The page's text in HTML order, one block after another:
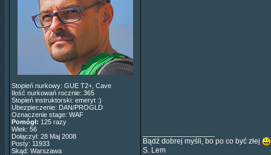
Stopień nurkowy: GUE T2+, Cave
Ilość nurkowań rocznie: 365
Stopień instruktorski: emeryt :)
Ubezpieczenie: DAN/PROGLD
Oznaczenie stage: WAF
Pomógł: 125 razy
Wiek: 56
Dołączył: 28 Maj 2008
Posty: 11933
Skąd: Warszawa
Bądź dobrej myśli, bo po co być złej
S. Lem